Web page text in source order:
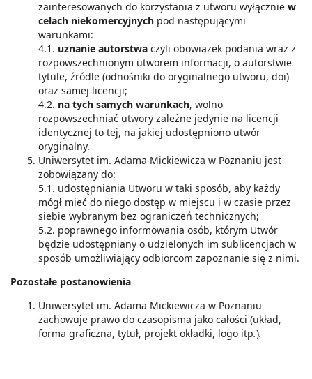
zainteresowanych do korzystania z utworu wyłącznie w
celach niekomercyjnych pod następującymi
warunkami:
4.1. uznanie autorstwa czyli obowiązek podania wraz z
rozpowszechnionym utworem informacji, o autorstwie
tytule, źródle (odnośniki do oryginalnego utworu, doi)
oraz samej licencji;
4.2. na tych samych warunkach, wolno
rozpowszechniać utwory zależne jedynie na licencji
identycznej to tej, na jakiej udostępniono utwór
oryginalny.
Uniwersytet im. Adama Mickiewicza w Poznaniu jest
zobowiązany do:
5.1. udostępniania Utworu w taki sposób, aby każdy
mógł mieć do niego dostęp w miejscu i w czasie przez
siebie wybranym bez ograniczeń technicznych;
5.2. poprawnego informowania osób, którym Utwór
będzie udostępniany o udzielonych im sublicencjach w
sposób umożliwiający odbiorcom zapoznanie się z nimi.
Pozostałe postanowienia
Uniwersytet im. Adama Mickiewicza w Poznaniu
zachowuje prawo do czasopisma jako całości (układ,
forma graficzna, tytuł, projekt okładki, logo itp.).